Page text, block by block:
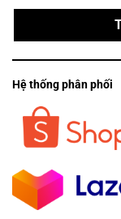
Hệ thống phân phối